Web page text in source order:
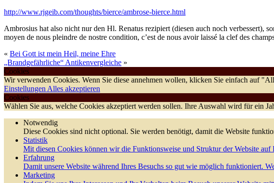
http://www.rjgeib.com/thoughts/bierce/ambrose-bierce.html
Ambrosius hat also nicht nur den Hl. Renatus rezipiert (diesen auch noch
moyen de nous pleindre de nostre condition, c’est de nous avoir laissé la clef des
« Bei Gott ist mein Heil, meine Ehre
„Brandgefährliche“ Antikenvergleiche »
Cookies
Wir verwenden Cookies. Wenn Sie diese annehmen wollen, klicken Sie einfach auf
Einstellungen Alles akzeptieren
Cookies
Wählen Sie aus, welche Cookies akzeptiert werden sollen. Ihre Auswahl wird für ein
Notwendig
Diese Cookies sind nicht optional. Sie werden benötigt, damit die Website
Statistik
Mit diesen Cookies können wir die Funktionsweise und Struktur der Website auf
Erfahrung
Damit unsere Website während Ihres Besuchs so gut wie möglich funktioniert.
Marketing